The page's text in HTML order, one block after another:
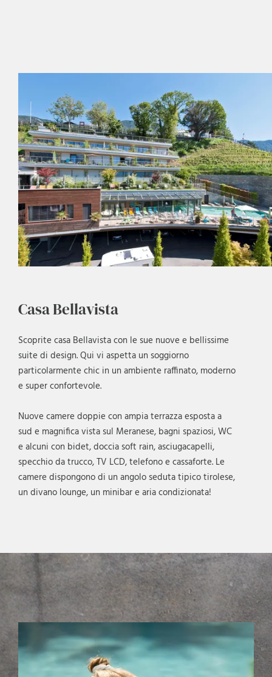
Casa Bellavista
Scoprite casa Bellavista con le sue nuove e bellissime
suite di design. Qui vi aspetta un soggiorno
particolarmente chic in un ambiente raffinato, moderno
e super confortevole.
Nuove camere doppie con ampia terrazza esposta a
sud e magnifica vista sul Meranese, bagni spaziosi, WC
e alcuni con bidet, doccia soft rain, asciugacapelli,
specchio da trucco, TV LCD, telefono e cassaforte. Le
camere dispongono di un angolo seduta tipico tirolese,
un divano lounge, un minibar e aria condizionata!